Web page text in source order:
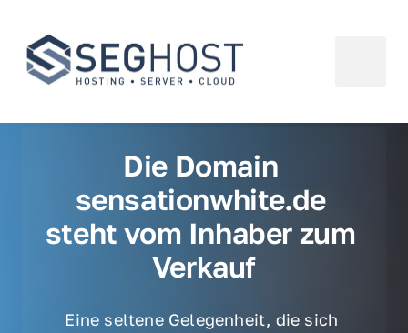
Die Domain
sensationwhite.de
steht vom Inhaber zum
Verkauf
Eine seltene Gelegenheit, die sich